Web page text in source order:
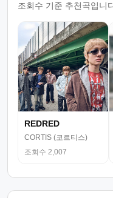
조회수 기준 추천곡입니
REDRED
CORTIS (코르티스)
조회수 2,007